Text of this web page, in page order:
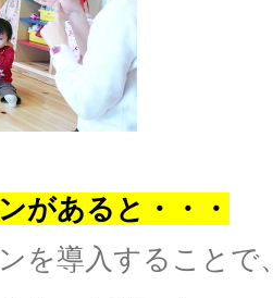
があると・・・
を導入することで